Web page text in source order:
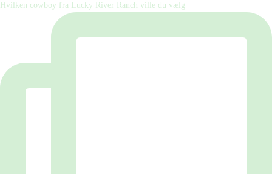
Hvilken cowboy fra Lucky River Ranch ville du vælg